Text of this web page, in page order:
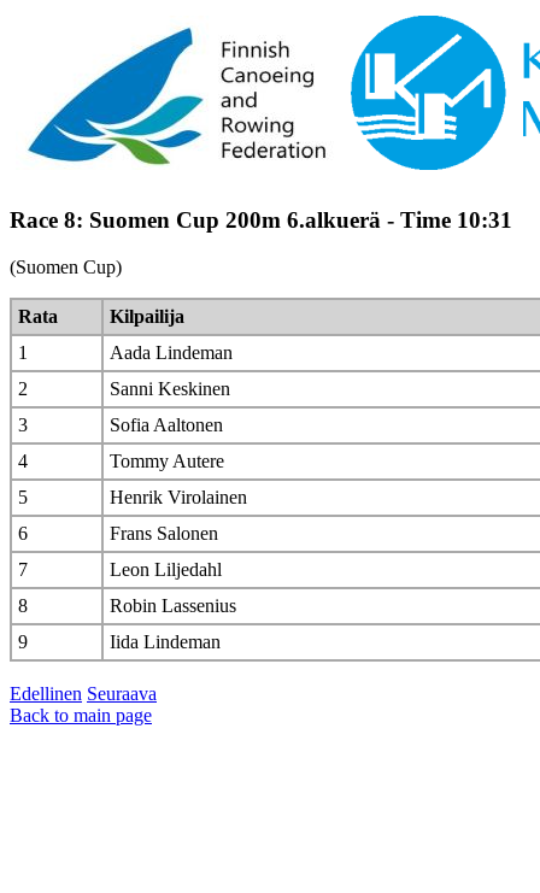
Race 8: Suomen Cup 200m 6.alkuerä - Time 10:31
(Suomen Cup)
Rata
Kilpailija
1
Aada Lindeman
2
Sanni Keskinen
3
Sofia Aaltonen
4
Tommy Autere
5
Henrik Virolainen
6
Frans Salonen
7
Leon Liljedahl
8
Robin Lassenius
9
Iida Lindeman
Edellinen Seuraava
Back to main page